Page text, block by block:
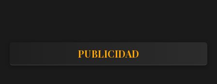
PUBLICIDAD